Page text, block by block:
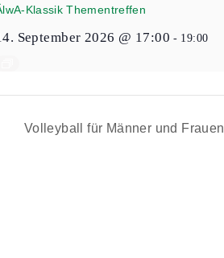
Klassik Thementreffen
September 2026 @ 17:00 - 19:00
Volleyball für Männer und Frauen